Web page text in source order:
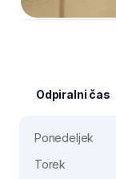
Odpiralni čas
Ponedeljek
Torek